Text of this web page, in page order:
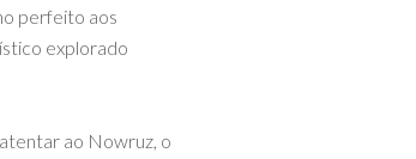
perfeito aos
explorado
ao Nowruz, o